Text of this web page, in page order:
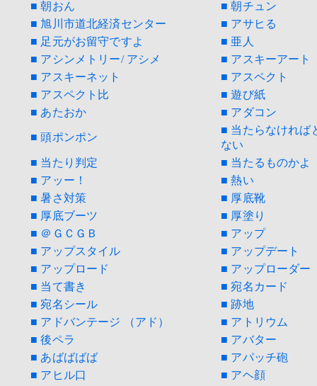
■ 朝おん
■ 朝チュン
■ 旭川市道北経済センター
■ アサヒる
■ 足元がお留守ですよ
■ 亜人
■ アシンメトリー/ アシメ
■ アスキーアート
■ アスキーネット
■ アスペクト
■ アスペクト比
■ 遊び紙
■ あたおか
■ アダコン
■ 頭ポンポン
■ 当たらなければ
ない
■ 当たり判定
■ 当たるものかよ
■ アッー！
■ 熱い
■ 暑さ対策
■ 厚底靴
■ 厚底ブーツ
■ 厚塗り
■ ＠ＧＣＧＢ
■ アップ
■ アップスタイル
■ アップデート
■ アップロード
■ アップローダー
■ 当て書き
■ 宛名カード
■ 宛名シール
■ 跡地
■ アドバンテージ （アド）
■ アトリウム
■ 後ペラ
■ アバター
■ あばばばば
■ アパッチ砲
■ アヒル口
■ アヘ顔